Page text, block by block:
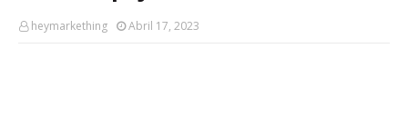
heymarkething Abril 17, 2023